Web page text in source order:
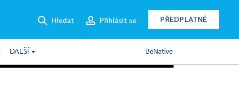
Hledat Přihlásit se PŘEDPLATNÉ
DALŠÍ BeNative